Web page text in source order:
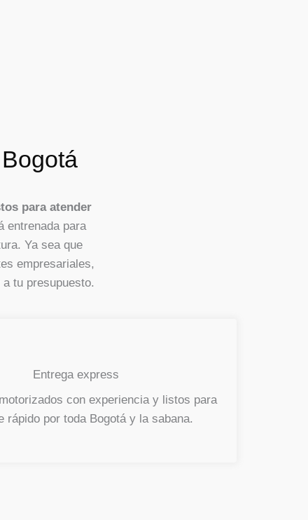
para atender
entrenada para
Ya sea que
empresariales,
tu presupuesto.
Entrega express
con experiencia y listos para
rápido por toda Bogotá y la sabana.